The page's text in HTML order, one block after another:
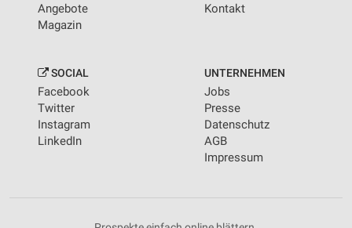
Angebote
Magazin
Kontakt
SOCIAL
Facebook
Twitter
Instagram
LinkedIn
UNTERNEHMEN
Jobs
Presse
Datenschutz
AGB
Impressum